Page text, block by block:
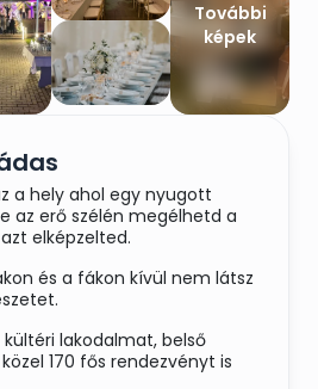
További
képek
a hely ahol egy nyugott
az erő szélén megélhetd a
elképzelted.
és a fákon kívül nem látsz
kültéri lakodalmat, belső
170 fős rendezvényt is